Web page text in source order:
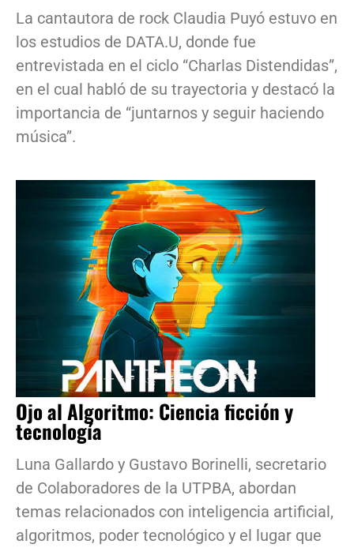
La cantautora de rock Claudia Puyó estuvo en
los estudios de DATA.U, donde fue
entrevistada en el ciclo “Charlas Distendidas”,
en el cual habló de su trayectoria y destacó la
importancia de “juntarnos y seguir haciendo
música”.
Ojo al Algoritmo: Ciencia ficción y
tecnología
Luna Gallardo y Gustavo Borinelli, secretario
de Colaboradores de la UTPBA, abordan
temas relacionados con inteligencia artificial,
algoritmos, poder tecnológico y el lugar que